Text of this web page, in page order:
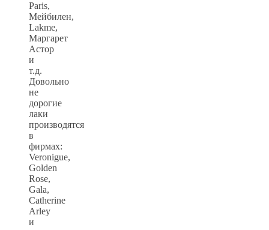
Paris,
Мейбилен,
Lakme,
Маргарет
Астор
и
т.д.
Довольно
не
дорогие
лаки
производятся
в
фирмах:
Veronigue,
Golden
Rose,
Gala,
Catherine
Arley
и